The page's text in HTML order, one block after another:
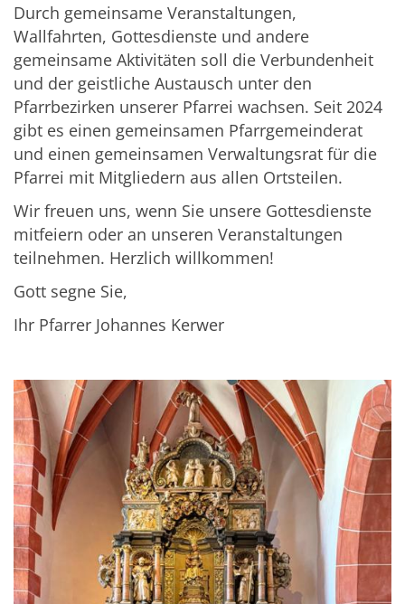
Durch gemeinsame Veranstaltungen,
Wallfahrten, Gottesdienste und andere
gemeinsame Aktivitäten soll die Verbundenheit
und der geistliche Austausch unter den
Pfarrbezirken unserer Pfarrei wachsen. Seit 2024
gibt es einen gemeinsamen Pfarrgemeinderat
und einen gemeinsamen Verwaltungsrat für die
Pfarrei mit Mitgliedern aus allen Ortsteilen.
Wir freuen uns, wenn Sie unsere Gottesdienste
mitfeiern oder an unseren Veranstaltungen
teilnehmen. Herzlich willkommen!
Gott segne Sie,
Ihr Pfarrer Johannes Kerwer